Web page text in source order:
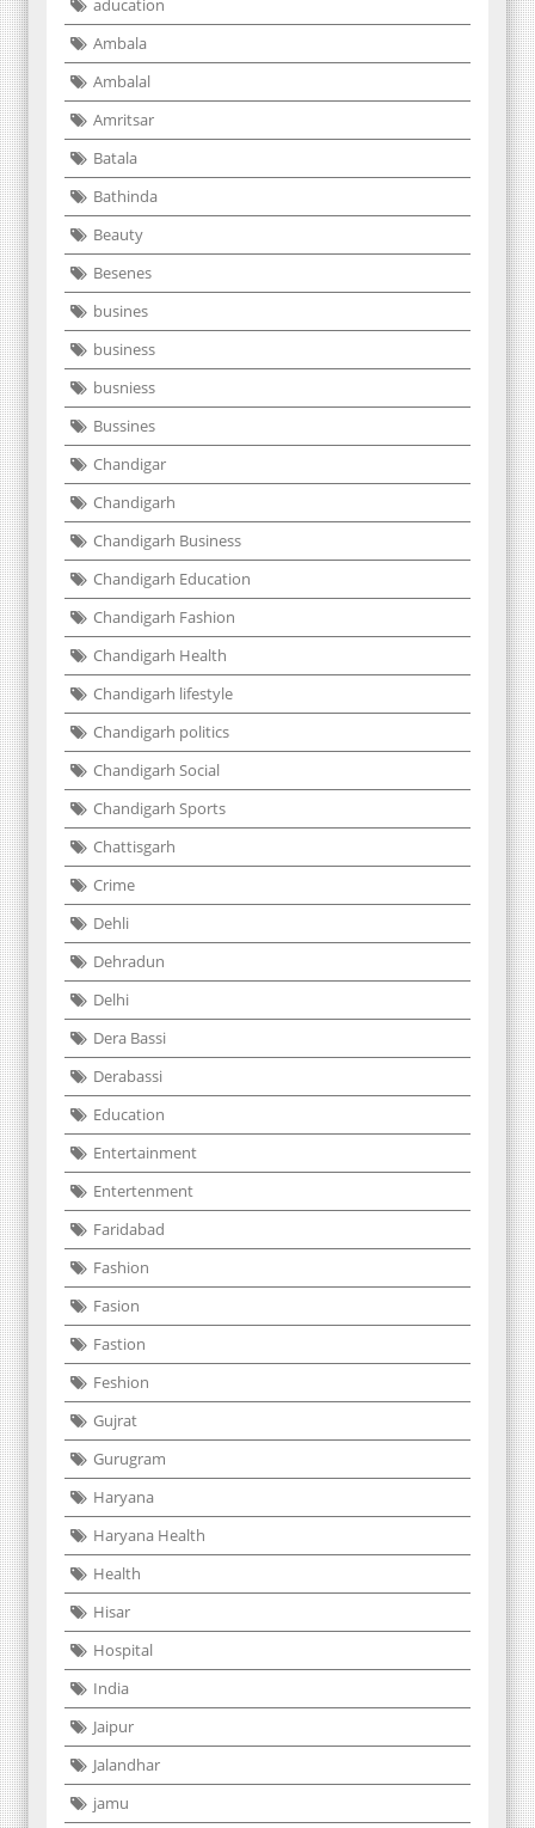
aducation
Ambala
Ambalal
Amritsar
Batala
Bathinda
Beauty
Besenes
busines
business
busniess
Bussines
Chandigar
Chandigarh
Chandigarh Business
Chandigarh Education
Chandigarh Fashion
Chandigarh Health
Chandigarh lifestyle
Chandigarh politics
Chandigarh Social
Chandigarh Sports
Chattisgarh
Crime
Dehli
Dehradun
Delhi
Dera Bassi
Derabassi
Education
Entertainment
Entertenment
Faridabad
Fashion
Fasion
Fastion
Feshion
Gujrat
Gurugram
Haryana
Haryana Health
Health
Hisar
Hospital
India
Jaipur
Jalandhar
jamu